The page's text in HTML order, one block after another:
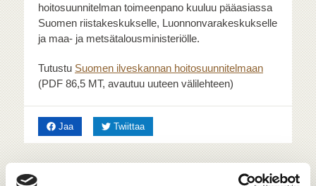
hoitosuunnitelman toimeenpano kuuluu pääasiassa
Suomen riistakeskukselle, Luonnonvarakeskukselle
ja maa- ja metsätalousministeriölle.
Tutustu Suomen ilveskannan hoitosuunnitelmaan
(PDF 86,5 MT, avautuu uuteen välilehteen)
JaaFacebookissaTwiittaaTwitterissä